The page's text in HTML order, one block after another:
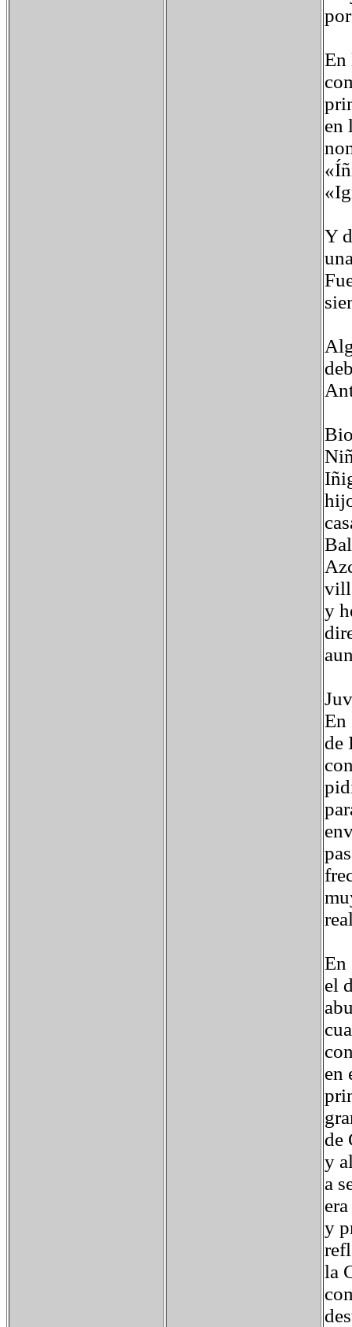
En
en
Y
y
En
de
En
el
en
de
y
a
y
la